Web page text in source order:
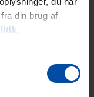
din brug af